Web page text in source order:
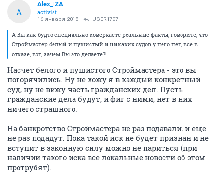
A
Alex_IZA
activist
16 января 2018 USER1707
А Вы как-будто специально коверкаете реальные факты, говорите, что
Строймастер белый и пушистый и никаких судов у него нет, все в
отказе, вот, зачем Вы это делаете?!
Насчет белого и пушистого Строймастера - это вы
погорячились. Ну не хожу я в каждый конкретный
суд, ну не вижу часть гражданских дел. Пусть
гражданские дела будут, и фиг с ними, нет в них
ничего страшного.
На банкротство Строймастера не раз подавали, и еще
не раз подадут. Пока такой иск не будет признан и не
вступит в законную силу можно не париться (при
наличии такого иска все локальные новости об этом
протрубят).